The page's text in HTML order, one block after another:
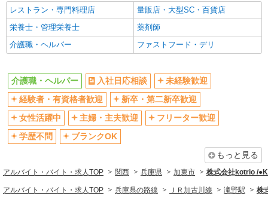
フルタイム歓迎
禁煙・分煙
駅直結・駅チカ
車通勤OK
バイク通勤OK
自転車通勤OK
社会保険あり
産休・育休取得実績あり
退職金・財形貯蓄制度あり
各種手当（家族・役職・インセン
ティブなど）あり
制服貸与
研修制度あり
資格取得支援制度あり
医療・介護・福祉
レストラン・専門料理店
量販店・大型SC・百貨店
栄養士・管理栄養士
薬剤師
介護職・ヘルパー
ファストフード・デリ
介護職・ヘルパー 入社日応相談
未経験歓迎
経験者・有資格者歓迎
新卒・第二新卒歓迎
女性活躍中
主婦・主夫歓迎
フリーター歓迎
学歴不問
ブランクOK
もっと見る
アルバイト・バイト・求人TOP 関西 兵庫県 加東市 株式会社kotrio /
アルバイト・バイト・求人TOP 兵庫県の路線 ＪＲ加古川線 滝野駅 株